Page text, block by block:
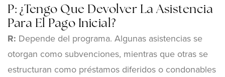
P: ¿Tengo Que Devolver La Asistencia
Para El Pago Inicial?
R: Depende del programa. Algunas asistencias se
otorgan como subvenciones, mientras que otras se
estructuran como préstamos diferidos o condonables